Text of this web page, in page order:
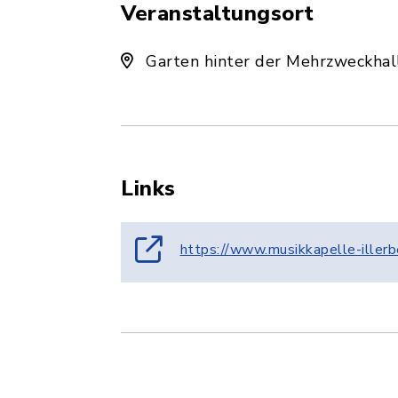
Veranstaltungsort
Garten hinter der
Links
https://www.musikkapelle-